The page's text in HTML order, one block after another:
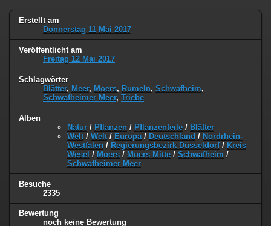
Erstellt am
Donnerstag 11 Mai 2017
Veröffentlicht am
Freitag 12 Mai 2017
Schlagwörter
Blätter, Meer, Moers, Rumeln, Schwafheim,
Schwafheimer Meer, Triebe
Alben
Natur / Pflanzen / Pflanzenteile / Blätter
Welt / Welt / Europa / Deutschland / Nordrhein-
Westfalen / Regierungsbezirk Düsseldorf/ Kreis
Wesel / Moers / Moers Mitte / Schwafheim /
Schwafheimer Meer
Besuche
2335
Bewertung
noch keine Bewertung